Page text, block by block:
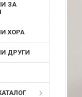
ЗА
ХОРА
ДРУГИ